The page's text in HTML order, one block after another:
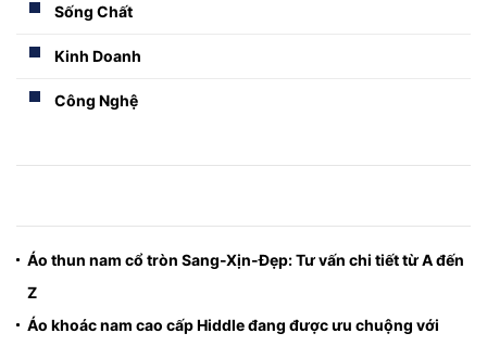
Sống Chất
Kinh Doanh
Công Nghệ
Áo thun nam cổ tròn Sang-Xịn-Đẹp: Tư vấn chi tiết từ A đến
Z
Áo khoác nam cao cấp Hiddle đang được ưu chuộng với